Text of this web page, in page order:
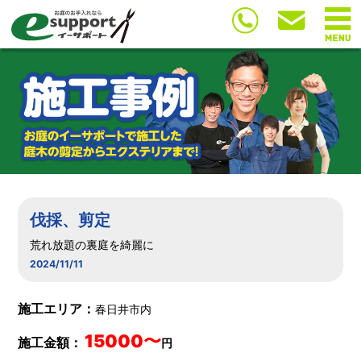
伐採、剪定
荒れ放題の裏庭を綺麗に
2024/11/11
施工エリア：春日井市内
施工金額： 15000〜円